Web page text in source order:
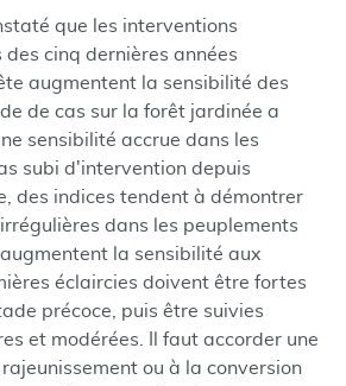
que les interventions
des cinq dernières années
augmentent la sensibilité des
de cas sur la forêt jardinée a
sensibilité accrue dans les
subi d'intervention depuis
des indices tendent à démontrer
dans les peuplements
la sensibilité aux
éclaircies doivent être fortes
précoce, puis être suivies
et modérées. Il faut accorder une
ou à la conversion